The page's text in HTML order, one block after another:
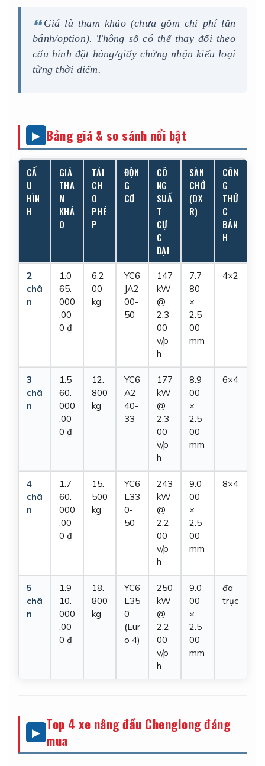
Giá là tham khảo (chưa gồm chi phí lăn
bánh/option). Thông số có thể thay đổi theo
cấu hình đặt hàng/giấy chứng nhận kiểu loại
từng thời điểm.
Bảng giá & so sánh nổi bật
CẤ
U
HÌN
H
GIÁ
THA
M
KHẢ
O
TẢI
CH
O
PHÉ
P
ĐỘN
G
CƠ
CÔ
NG
SUẤ
T
CỰ
C
ĐẠI
SÀN
CHỞ
(DX
R)
CÔN
G
THỨ
C
BÁN
H
2
châ
n
1.0
65.
000
.00
0 ₫
6.2
00
kg
YC6
JA2
00-
50
147
kW
@
2.3
00
v/p
h
7.7
80
×
2.5
00
mm
4×2
3
châ
n
1.5
60.
000
.00
0 ₫
12.
800
kg
YC6
A2
40-
33
177
kW
@
2.3
00
v/p
h
8.9
00
×
2.5
00
mm
6×4
4
châ
n
1.7
60.
000
.00
0 ₫
15.
500
kg
YC6
L33
0-
50
243
kW
@
2.2
00
v/p
h
9.0
00
×
2.5
00
mm
8×4
5
châ
n
1.9
10.
000
.00
0 ₫
18.
800
kg
YC6
L35
0
(Eur
o 4)
250
kW
@
2.2
00
v/p
h
9.0
00
×
2.5
00
mm
đa
trục
Top 4 xe nâng đầu Chenglong đáng
mua